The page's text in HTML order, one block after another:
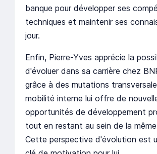
banque pour développer ses
techniques et maintenir ses
jour.
Enfin, Pierre-Yves apprécie la
d'évoluer dans sa carrière chez
grâce à des mutations
mobilité interne lui offre de
opportunités de développement
tout en restant au sein de la
Cette perspective d'évolution est